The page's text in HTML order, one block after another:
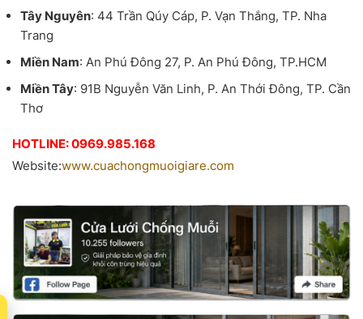
Tây Nguyên: 44 Trần Qúy Cáp, P. Vạn Thắng, TP. Nha
Trang
Miền Nam: An Phú Đông 27, P. An Phú Đông, TP.HCM
Miền Tây: 91B Nguyễn Văn Linh, P. An Thới Đông, TP. Cần
Thơ
HOTLINE: 0969.985.168
Website:www.cuachongmuoigiare.com